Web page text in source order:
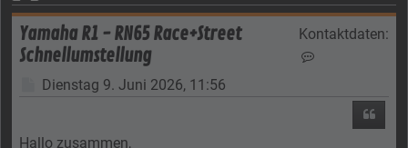
Yamaha R1 - RN65 Race+Street
Schnellumstellung
Kontaktdaten:
Beitrag
Dienstag 9. Juni 2026, 11:56
Hallo zusammen,